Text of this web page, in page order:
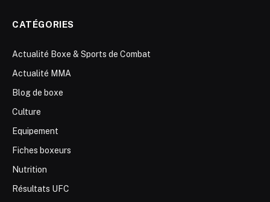
CATÉGORIES
Actualité Boxe & Sports de Combat
Actualité MMA
Blog de boxe
Culture
Equipement
Fiches boxeurs
Nutrition
Résultats UFC